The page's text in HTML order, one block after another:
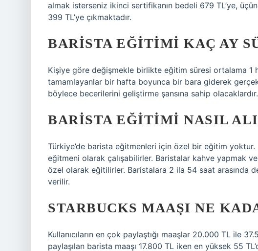
almak isterseniz ikinci sertifikanın bedeli 679 TL’ye,
399 TL’ye çıkmaktadır.
BARISTA EĞITIMI KAÇ AY
Kişiye göre değişmekle birlikte eğitim süresi ortalama 1
tamamlayanlar bir hafta boyunca bir bara giderek
böylece becerilerini geliştirme şansına sahip olacaklardır.
BARISTA EĞITIMI NASIL
Türkiye’de barista eğitmenleri için özel bir eğitim
eğitmeni olarak çalışabilirler. Baristalar kahve yapmak
özel olarak eğitilirler. Baristalara 2 ila 54 saat arasında
verilir.
STARBUCKS MAAŞI NE
Kullanıcıların en çok paylaştığı maaşlar 20.000 TL ile
paylaşılan barista maaşı 17.800 TL iken en yüksek 55